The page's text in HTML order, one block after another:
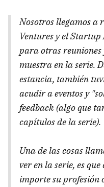
Nosotros llegamos a
Ventures y el
para otras reuniones
muestra en la serie.
estancia, también
acudir a eventos y
feedback (algo que
capítulos de la serie).
Una de las cosas
ver en la serie, es
importe su profesión